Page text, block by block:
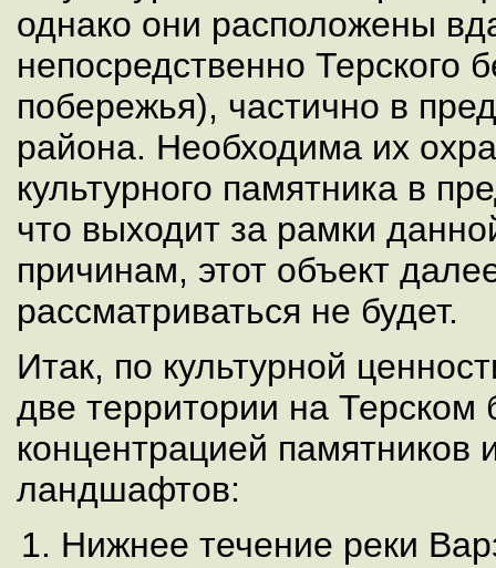
однако они расположены
непосредственно Терского
побережья), частично в
района. Необходима их
культурного памятника в
что выходит за рамки
причинам, этот объект
рассматриваться не будет.
Итак, по культурной
две территории на Терском
концентрацией памятников
ландшафтов:
Нижнее течение реки